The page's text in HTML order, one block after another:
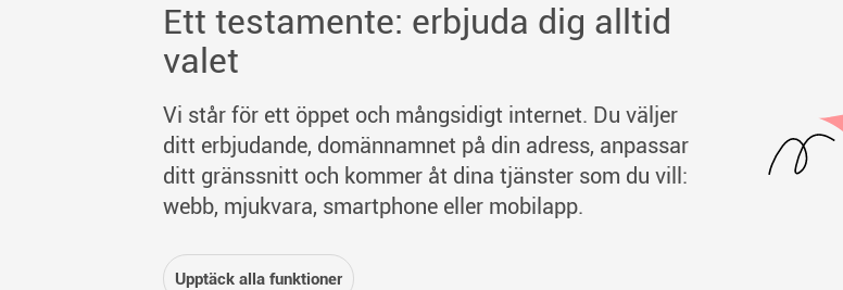
Ett testamente: erbjuda dig alltid
valet
Vi står för ett öppet och mångsidigt internet. Du väljer
ditt erbjudande, domännamnet på din adress, anpassar
ditt gränssnitt och kommer åt dina tjänster som du vill:
webb, mjukvara, smartphone eller mobilapp.
Upptäck alla funktioner